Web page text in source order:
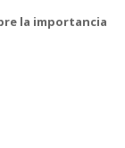
la importancia